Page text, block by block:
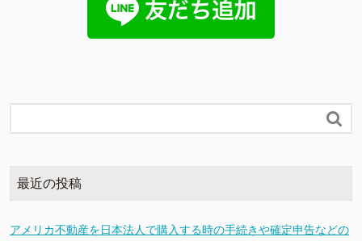

最近の投稿
アメリカ不動産を日本法人で購入する時の手続きや確定申告などの